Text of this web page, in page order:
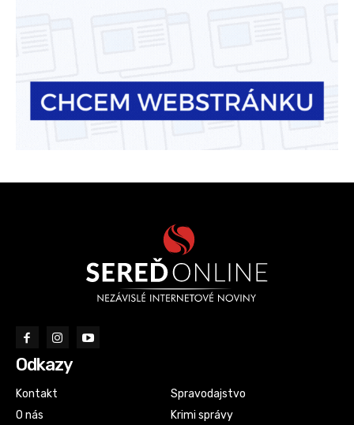
Odkazy
Kontakt
O nás
Spravodajstvo
Krimi správy